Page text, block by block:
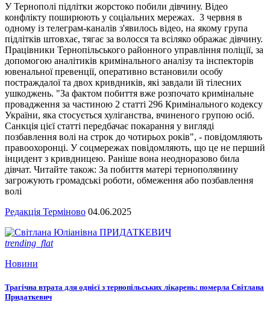
У Тернополі підлітки жорстоко побили дівчину. Відео
конфлікту поширюють у соціальних мережах. 3 червня в
одному із телеграм-каналів з'явилось відео, на якому група
підлітків штовхає, тягає за волосся та всіляко ображає дівчину.
Працівники Тернопільського районного управління поліції, за
допомогою аналітиків кримінального аналізу та інспекторів
ювенальної превенції, оперативно встановили особу
постраждалої та двох кривдників, які завдали їй тілесних
ушкоджень. "За фактом побиття вже розпочато кримінальне
провадження за частиною 2 статті 296 Кримінального кодексу
України, яка стосується хуліганства, вчиненого групою осіб.
Санкція цієї статті передбачає покарання у вигляді
позбавлення волі на строк до чотирьох років", - повідомляють
правоохоронці. У соцмережах повідомляють, що це не перший
інцидент з кривдницею. Раніше вона неодноразово била
дівчат. Читайте також: За побиття матері тернополянину
загрожують громадські роботи, обмеження або позбавлення
волі
Редакція Терміново 04.06.2025
trending_flat
Новини
Трагічна втрата для однієї з тернопільських лікарень: померла Світлана
Придаткевич